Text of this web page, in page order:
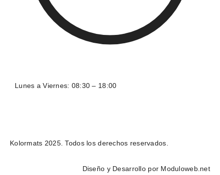
Lunes a Viernes: 08:30 – 18:00
Kolormats 2025. Todos los derechos reservados.
Diseño y Desarrollo por Moduloweb.net